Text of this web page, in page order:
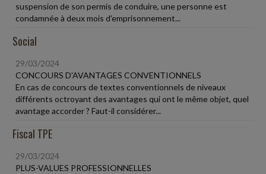
suspension de son permis de conduire, une personne est
condamnée à deux mois d'emprisonnement...
Social
29/03/2024
CONCOURS D'AVANTAGES CONVENTIONNELS
En cas de concours de textes conventionnels de niveaux
différents octroyant des avantages qui ont le même objet, quel
avantage accorder ? Faut-il considérer...
Fiscal TPE
29/03/2024
PLUS-VALUES PROFESSIONNELLES